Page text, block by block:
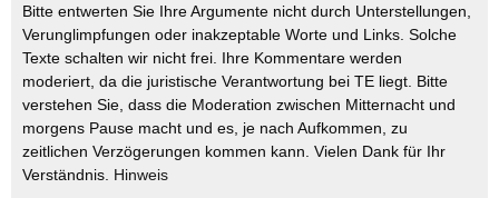
Bitte entwerten Sie Ihre Argumente nicht durch Unterstellungen,
Verunglimpfungen oder inakzeptable Worte und Links. Solche
Texte schalten wir nicht frei. Ihre Kommentare werden
moderiert, da die juristische Verantwortung bei TE liegt. Bitte
verstehen Sie, dass die Moderation zwischen Mitternacht und
morgens Pause macht und es, je nach Aufkommen, zu
zeitlichen Verzögerungen kommen kann. Vielen Dank für Ihr
Verständnis. Hinweis